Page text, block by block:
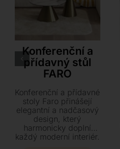
Konferenční a
přídavný stůl
FARO
Konferenční a přídavné
stoly Faro přinášejí
elegantní a nadčasový
design, který
harmonicky doplní
každý moderní interiér.